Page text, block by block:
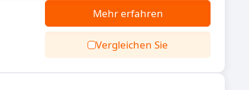
Mehr erfahren
Vergleichen Sie